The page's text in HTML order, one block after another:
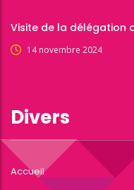
Visite de la délégation
14 novembre 2024
Divers
Accueil